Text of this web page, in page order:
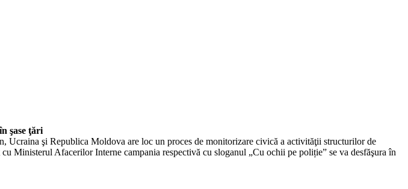
şase ţări
şi Republica Moldova are loc un proces de monitorizare civică a activităţii structurilor de
Ministerul Afacerilor Interne campania respectivă cu sloganul „Cu ochii pe poliție” se va desfăşura în